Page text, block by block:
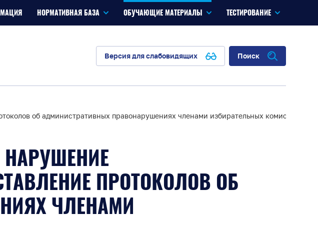
НОРМАТИВНАЯ БАЗА ОБУЧАЮЩИЕ МАТЕРИАЛЫ ТЕСТИРОВАНИЕ
Версия для слабовидящих Поиск
об административных правонарушениях членами избирательных комиссий
НАРУШЕНИЕ
ПРОТОКОЛОВ ОБ
ЧЛЕНАМИ